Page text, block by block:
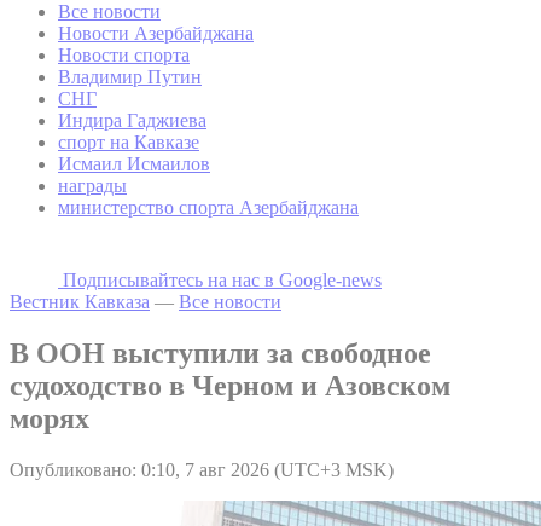
Все новости
Новости Азербайджана
Новости спорта
Владимир Путин
СНГ
Индира Гаджиева
спорт на Кавказе
Исмаил Исмаилов
награды
министерство спорта Азербайджана
Подписывайтесь на наc в Google-news
Вестник Кавказа — Все новости
В ООН выступили за свободное
судоходство в Черном и Азовском
морях
Опубликовано: 0:10, 7 авг 2026 (UTC+3 MSK)